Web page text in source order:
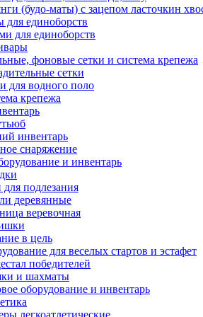
(будо-маты) с зацепом ласточкин
для единоборств
для единоборств
фоновые сетки и система крепежа
сетки
для водного поло
крепежа
инвентарь
снаряжение
и инвентарь
для подлезания
деревянные
веревочная
в цель
для веселых стартов и эстафет
победителей
и шахматы
оборудование и инвентарь
легкоатлетические